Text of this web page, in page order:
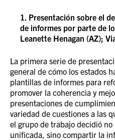
1. Presentación sobre el
de informes por parte de
Leanette Henagan (AZ);
La primera serie de
general de cómo los estados
plantillas de informes para
promover la coherencia y
presentaciones de
variedad de cuestiones a las
el grupo de trabajo decidió
unificada, sino compartir la